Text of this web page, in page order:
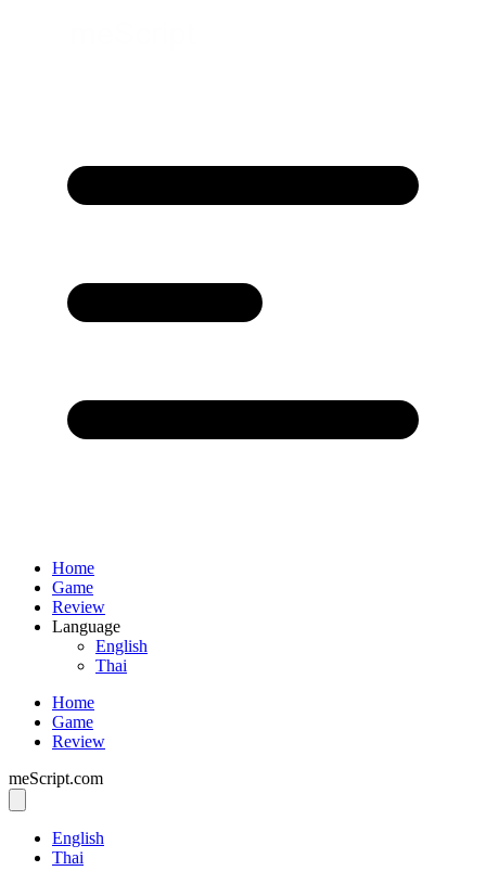
Home
Game
Review
Language
English
Thai
Home
Game
Review
meScript.com
English
Thai